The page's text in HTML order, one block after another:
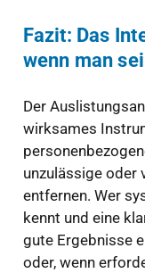
Fazit: Das
wenn man
Der
wirksames
unzulässige oder
entfernen. Wer
kennt und eine
gute Ergebnisse
oder, wenn